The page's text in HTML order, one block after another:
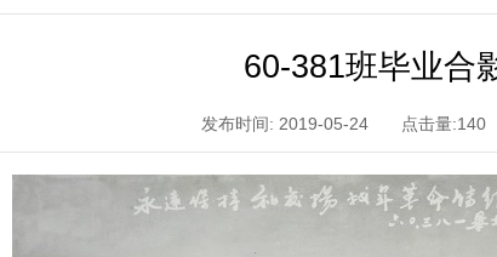
60-381班毕业合
发布时间: 2019-05-24 点击量:140